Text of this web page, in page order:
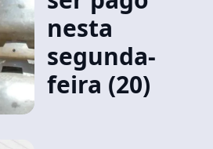
nesta
segunda-
feira (20)